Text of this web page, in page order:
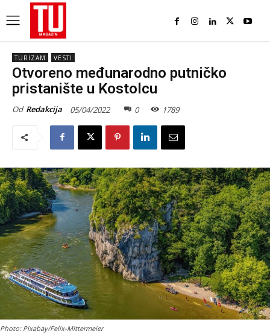
TURIZAM VESTI
Otvoreno međunarodno putničko
pristanište u Kostolcu
Od Redakcija 05/04/2022 0 1789
Photo: Pixabay/Felix-Mittermeier